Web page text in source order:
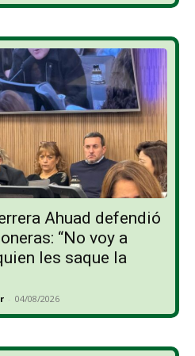
Ahuad defendió
“No voy a
les saque la
- 04/08/2026